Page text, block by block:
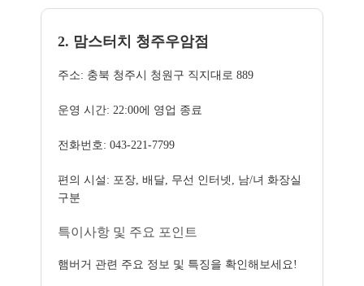
2. 맘스터치 청주우암점
주소: 충북 청주시 청원구 직지대로 889
운영 시간: 22:00에 영업 종료
전화번호: 043-221-7799
편의 시설: 포장, 배달, 무선 인터넷, 남/녀 화장실
구분
특이사항 및 주요 포인트
햄버거 관련 주요 정보 및 특징을 확인해보세요!